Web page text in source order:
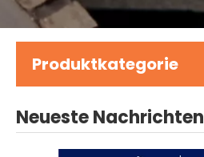
Produktkategorie
Neueste Nachrichten